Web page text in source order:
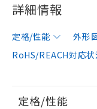
詳細情報
定格/性能 外形
RoHS/REACH対応状
定格/性能